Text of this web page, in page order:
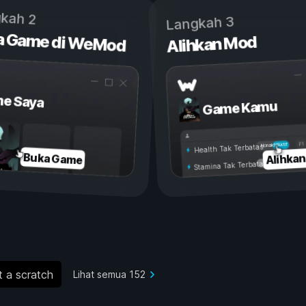
2
Game di WeMod
Saya
Buka Game
Langkah 3
Alihkan Mod
Game Kamu
Aktif
Nonaktif
Health Tak Terbatas
Stamina Tak Terbatas
a scratch Lihat semua 152